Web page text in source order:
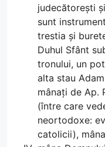
judecătorești
sunt
trestia și
Duhul Sfânt
tronului, un
alta stau
mânați de Ap.
(între care
neortodoxe:
catolicii),